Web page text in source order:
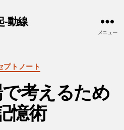
-動線
メニュー
カ
ゴ
リ
ー
プトノート
考えるため
憶術